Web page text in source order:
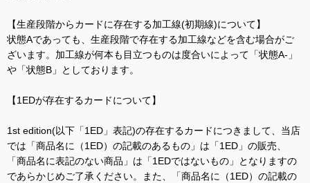
【生産段階からカードに存在する加工線(初期線)について】
状態Aであっても、生産段階で存在する加工線などを含む場合がご
ざいます。加工線が何本も目立つものは度合いによって「状態A-」
や「状態B」としております。
【1EDが存在するカードについて】
1st edition(以下「1ED」表記)の存在するカードにつきまして、当店
では「商品名に（1ED）の記載のあるもの」は「1ED」の販売、
「商品名に表記のない商品」は「1EDではないもの」となりますの
であらかじめご了承ください。また、「商品名に（1ED）の記載の